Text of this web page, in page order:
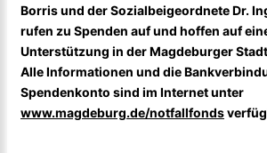
Borris und der Sozialbeigeordnete Dr.
rufen zu Spenden auf und hoffen auf
Unterstützung in der Magdeburger
Alle Informationen und die
Spendenkonto sind im Internet unter
www.magdeburg.de/notfallfonds